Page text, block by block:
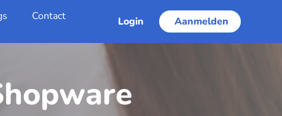
Contact Login Aanmelden